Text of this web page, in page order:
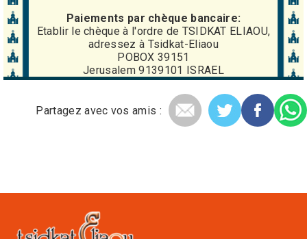
Paiements par chèque bancaire:
Etablir le chèque à l'ordre de TSIDKAT ELIAOU,
adressez à Tsidkat-Eliaou
POBOX 39151
Jerusalem 9139101 ISRAEL
Partagez avec vos amis :